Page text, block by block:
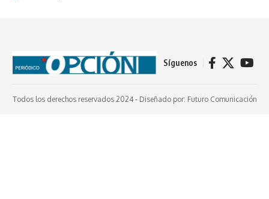
Síguenos
Todos los derechos reservados 2024 - Diseñado por: Futuro Comunicación